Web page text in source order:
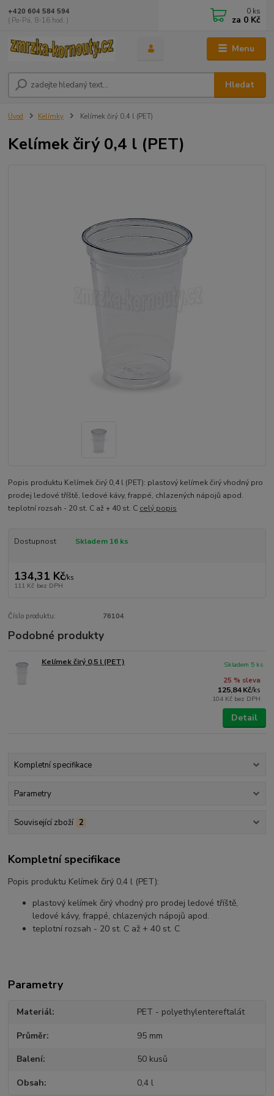
Menu
Hledat
+420 604 584 594
( Po-Pá, 8-16 hod. )
0 ks
za 0 Kč
Úvod Kelímky Kelímek čirý 0,4 l (PET)
Kelímek čirý 0,4 l (PET)
Popis produktu Kelímek čirý 0,4 l (PET): plastový kelímek čirý vhodný pro
prodej ledové tříště, ledové kávy, frappé, chlazených nápojů apod.
teplotní rozsah - 20 st. C až + 40 st. C celý popis
Dostupnost Skladem 16 ks
134,31 Kč/ks
111 Kč bez DPH
Číslo produktu: 76104
Podobné produkty
Kelímek čirý 0,5 l (PET)
25 % sleva
125,84 Kč/ks
104 Kč bez DPH
Skladem 5 ks
Detail
Kompletní specifikace
Parametry
Související zboží 2
Kompletní specifikace
Popis produktu Kelímek čirý 0,4 l (PET):
plastový kelímek čirý vhodný pro prodej ledové tříště,
ledové kávy, frappé, chlazených nápojů apod.
teplotní rozsah - 20 st. C až + 40 st. C
Parametry
Materiál PET - polyethylentereftalát
Průměr 95 mm
Balení 50 kusů
Obsah 0,4 l